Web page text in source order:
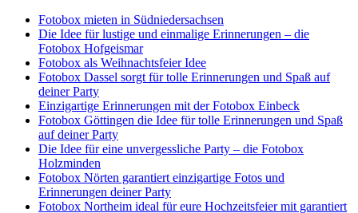
Fotobox mieten in Südniedersachsen
Die Idee für lustige und einmalige Erinnerungen – die
Fotobox Hofgeismar
Fotobox als Weihnachtsfeier Idee
Fotobox Dassel sorgt für tolle Erinnerungen und Spaß auf
deiner Party
Einzigartige Erinnerungen mit der Fotobox Einbeck
Fotobox Göttingen die Idee für tolle Erinnerungen und Spaß
auf deiner Party
Die Idee für eine unvergessliche Party – die Fotobox
Holzminden
Fotobox Nörten garantiert einzigartige Fotos und
Erinnerungen deiner Party
Fotobox Northeim ideal für eure Hochzeitsfeier mit garantiert